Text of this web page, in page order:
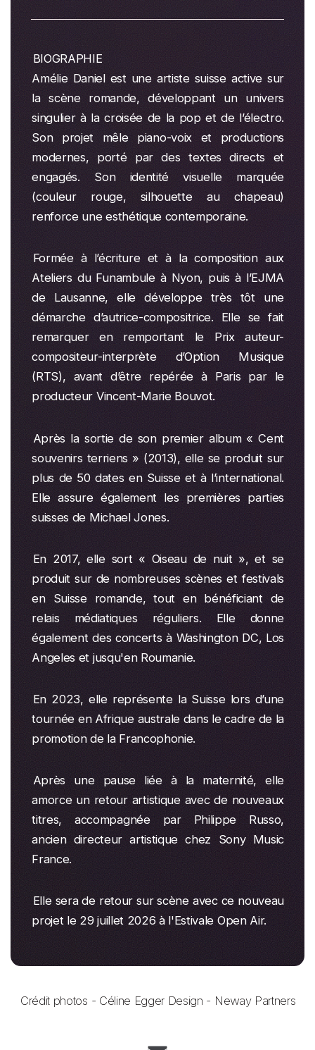
BIOGRAPHIE
Amélie Daniel est une artiste suisse active sur
la scène romande, développant un univers
singulier à la croisée de la pop et de l’électro.
Son projet mêle piano-voix et productions
modernes, porté par des textes directs et
engagés. Son identité visuelle marquée
(couleur rouge, silhouette au chapeau)
renforce une esthétique contemporaine.
Formée à l’écriture et à la composition aux
Ateliers du Funambule à Nyon, puis à l’EJMA
de Lausanne, elle développe très tôt une
démarche d’autrice-compositrice. Elle se fait
remarquer en remportant le Prix auteur-
compositeur-interprète d’Option Musique
(RTS), avant d’être repérée à Paris par le
producteur Vincent-Marie Bouvot.
Après la sortie de son premier album « Cent
souvenirs terriens » (2013), elle se produit sur
plus de 50 dates en Suisse et à l’international.
Elle assure également les premières parties
suisses de Michael Jones.
En 2017, elle sort « Oiseau de nuit », et se
produit sur de nombreuses scènes et festivals
en Suisse romande, tout en bénéficiant de
relais médiatiques réguliers. Elle donne
également des concerts à Washington DC, Los
Angeles et jusqu'en Roumanie.
En 2023, elle représente la Suisse lors d’une
tournée en Afrique australe dans le cadre de la
promotion de la Francophonie.
Après une pause liée à la maternité, elle
amorce un retour artistique avec de nouveaux
titres, accompagnée par Philippe Russo,
ancien directeur artistique chez Sony Music
France.
Elle sera de retour sur scène avec ce nouveau
projet le 29 juillet 2026 à l'Estivale Open Air.
Crédit photos - Céline Egger Design - Neway Partners